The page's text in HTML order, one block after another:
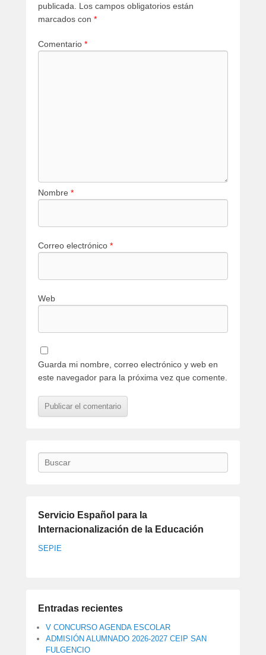
publicada.
Los campos obligatorios están
marcados con *
Comentario *
Nombre *
Correo electrónico *
Web
Guarda mi nombre, correo electrónico y web en
este navegador para la próxima vez que comente.
Buscar
Servicio Español para la
Internacionalización de la Educación
SEPIE
Entradas recientes
V CONCURSO AGENDA ESCOLAR
ADMISIÓN ALUMNADO 2026-2027 CEIP SAN
FULGENCIO